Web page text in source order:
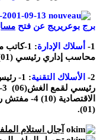
برج بوعريريج عن فتح
1- أسلاك الإدارة
محاسب إداري رئيسي (01) 4-الوثائقي أمين المحفوظات (01).
2- الأسلاك التقنية: 1-
رئيسي لقمع الغش(06) 3-
الاقتصادية (10) 4-
مفتش
(01).
آجال استلام